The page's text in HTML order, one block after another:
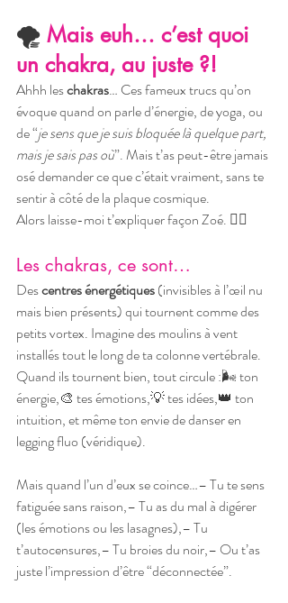
🌪️ Mais euh… c’est quoi
un chakra, au juste ?!
Ahhh les chakras… Ces fameux trucs qu’on
évoque quand on parle d’énergie, de yoga, ou
de “je sens que je suis bloquée là quelque part,
mais je sais pas où”. Mais t’as peut-être jamais
osé demander ce que c’était vraiment, sans te
sentir à côté de la plaque cosmique.
Alors laisse-moi t’expliquer façon Zoé. 🧚‍♀️
Les chakras, ce sont…
Des centres énergétiques (invisibles à l’œil nu
mais bien présents) qui tournent comme des
petits vortex. Imagine des moulins à vent
installés tout le long de ta colonne vertébrale.
Quand ils tournent bien, tout circule :🌬️ ton
énergie,🎨 tes émotions,💡 tes idées,👑 ton
intuition, et même ton envie de danser en
legging fluo (véridique).
Mais quand l’un d’eux se coince…– Tu te sens
fatiguée sans raison,– Tu as du mal à digérer
(les émotions ou les lasagnes),– Tu
t’autocensures,– Tu broies du noir,– Ou t’as
juste l’impression d’être “déconnectée”.